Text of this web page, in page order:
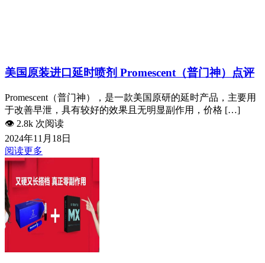
美国原装进口延时喷剂 Promescent（普门神）点评
Promescent（普门神），是一款美国原研的延时产品，主要用
于改善早泄，具有较好的效果且无明显副作用，价格 […]
👁️ 2.8k 次阅读
2024年11月18日
阅读更多